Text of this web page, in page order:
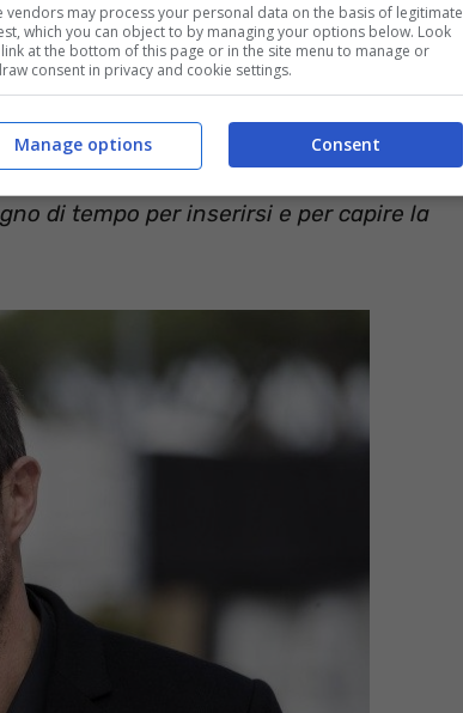
Sacchi infatti ha sbottato:“Mandare via
così tanti stranieri nuovi in una
squadra con pochi italiani. Questo
di tempo per inserirsi e per capire la
vendors may process your personal data on the basis of legitimate
which you can object to by managing your options below. Look
at the bottom of this page or in the site menu to manage or
consent in privacy and cookie settings.
Consent
Manage options